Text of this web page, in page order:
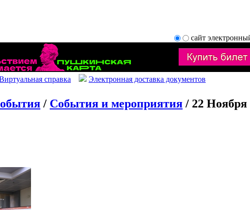
сайт
справка Электронная доставка документов
/ События и мероприятия / 22 Ноября